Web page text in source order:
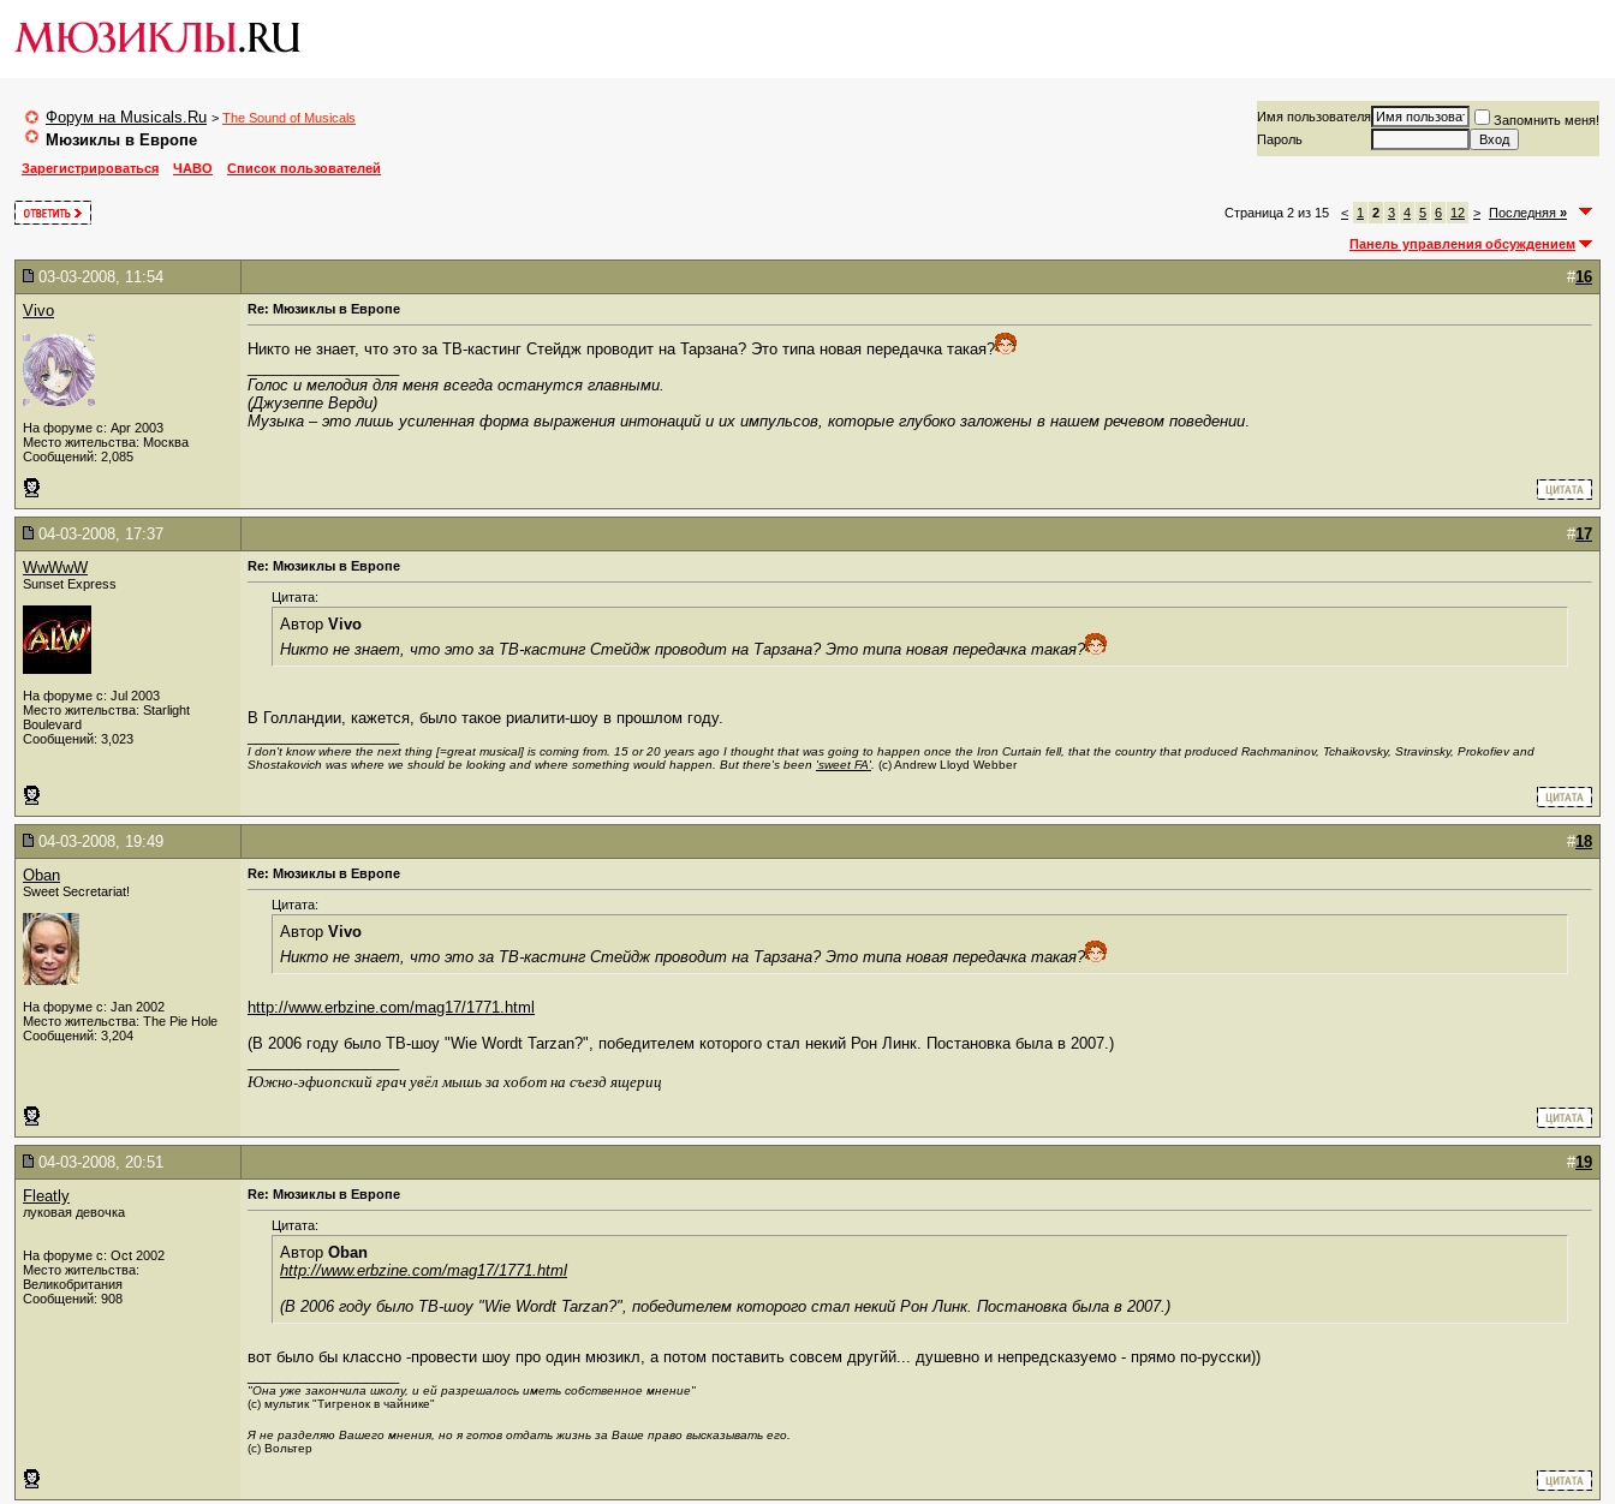
Форум на Musicals.Ru > The Sound of Musicals
Мюзиклы в Европе
Имя пользователя
Запомнить меня!
Пароль
Зарегистрироваться
ЧАВО Список пользователей
Страница 2 из 15 < 1 2 3 4 5 6 12 > Последняя »
Панель управления обсуждением
03-03-2008, 11:54 #16
Vivo
На форуме с: Apr 2003
Место жительства: Москва
Сообщений: 2,085
Re: Мюзиклы в Европе
Никто не знает, что это за ТВ-кастинг Стейдж проводит на Тарзана? Это типа новая передачка такая?
Голос и мелодия для меня всегда останутся главными.
(Джузеппе Верди)
Музыка – это лишь усиленная форма выражения интонаций и их импульсов, которые глубоко заложены в нашем речевом поведении.
04-03-2008, 17:37 #17
WwWwW
Sunset Express
На форуме с: Jul 2003
Место жительства: Starlight
Boulevard
Сообщений: 3,023
Re: Мюзиклы в Европе
Цитата:
Автор Vivo
Никто не знает, что это за ТВ-кастинг Стейдж проводит на Тарзана? Это типа новая передачка такая?
В Голландии, кажется, было такое риалити-шоу в прошлом году.
I don't know where the next thing [=great musical] is coming from. 15 or 20 years ago I thought that was going to happen once the Iron Curtain fell, that the country that produced Rachmaninov, Tchaikovsky, Stravinsky, Prokofiev and
Shostakovich was where we should be looking and where something would happen. But there's been 'sweet FA'. (c) Andrew Lloyd Webber
04-03-2008, 19:49 #18
Oban
Sweet Secretariat!
На форуме с: Jan 2002
Место жительства: The Pie Hole
Сообщений: 3,204
Re: Мюзиклы в Европе
Цитата:
Автор Vivo
Никто не знает, что это за ТВ-кастинг Стейдж проводит на Тарзана? Это типа новая передачка такая?
http://www.erbzine.com/mag17/1771.html
(В 2006 году было ТВ-шоу "Wie Wordt Tarzan?", победителем которого стал некий Рон Линк. Постановка была в 2007.)
Южно-эфиопский грач увёл мышь за хобот на съезд ящериц
04-03-2008, 20:51 #19
Fleatly
луковая девочка
На форуме с: Oct 2002
Место жительства:
Великобритания
Сообщений: 908
Re: Мюзиклы в Европе
Цитата:
Автор Oban
http://www.erbzine.com/mag17/1771.html
(В 2006 году было ТВ-шоу "Wie Wordt Tarzan?", победителем которого стал некий Рон Линк. Постановка была в 2007.)
вот было бы классно -провести шоу про один мюзикл, а потом поставить совсем другйй... душевно и непредсказуемо - прямо по-русски))
"Она уже закончила школу, и ей разрешалось иметь собственное мнение"
(с) мультик "Тигренок в чайнике"
Я не разделяю Вашего мнения, но я готов отдать жизнь за Ваше право высказывать его.
(c) Вольтер